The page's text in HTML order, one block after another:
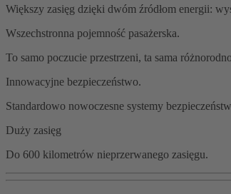
Większy zasięg dzięki dwóm źródłom energii:
Wszechstronna pojemność pasażerska.
To samo poczucie przestrzeni, ta sama
Innowacyjne bezpieczeństwo.
Standardowo nowoczesne systemy
Duży zasięg
Do 600 kilometrów nieprzerwanego zasięgu.